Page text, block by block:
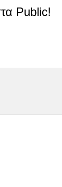
Public!